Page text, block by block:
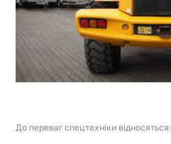
До переваг спецтехніки відносяться: